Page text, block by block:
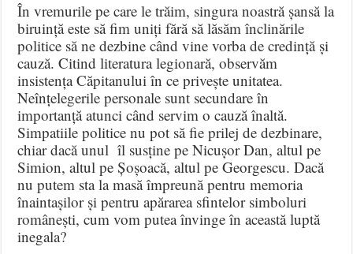
În vremurile pe care le trăim, singura noastră șansă la
biruință este să fim uniți fără să lăsăm înclinările
politice să ne dezbine când vine vorba de credință și
cauză. Citind literatura legionară, observăm
insistența Căpitanului în ce privește unitatea.
Neînțelegerile personale sunt secundare în
importanță atunci când servim o cauză înaltă.
Simpatiile politice nu pot să fie prilej de dezbinare,
chiar dacă unul îl susține pe Nicușor Dan, altul pe
Simion, altul pe Șoșoacă, altul pe Georgescu. Dacă
nu putem sta la masă împreună pentru memoria
înaintașilor și pentru apărarea sfintelor simboluri
românești, cum vom putea învinge în această luptă
inegala?